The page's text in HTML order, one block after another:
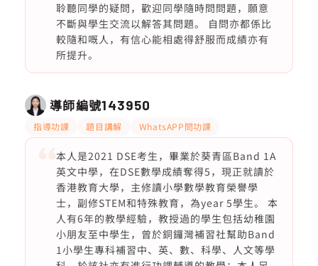
聆聽同學的疑問，歡迎同學隨時問問題，願意
不斷與學生交流以解答其問題。 自問亦都係比
較隨和嘅人，有信心能相處得舒服而成績亦有
所提升。
導師編號143950
指導功課 題目講解 WhatsAPP問功課
本人是2021 DSE考生，畢業於葵青區Band 1A
英文中學，在DSE數學成績奪得5，現正就讀於
香港教育大學，主修讀小學數學教育榮譽學
士，副修STEM和特殊教育，為year 5學生。 本
人有6年的教學經驗，教授過的學生包括幼稚園
小朋友至中學生，曾於銅鑼灣補習社幫助Band
1小學生專科補習中、英、數、科學、人文等學